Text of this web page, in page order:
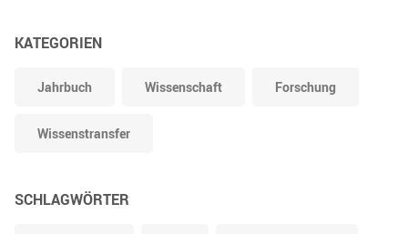
KATEGORIEN
Jahrbuch Wissenschaft Forschung
Wissenstransfer
SCHLAGWÖRTER